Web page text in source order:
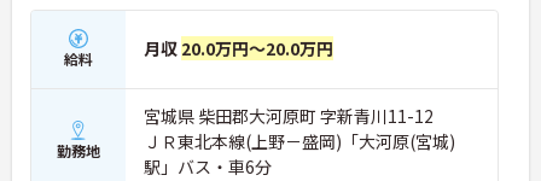
給料 月収 20.0万円～20.0万円
勤務地
宮城県 柴田郡大河原町 字新青川11-12
ＪＲ東北本線(上野－盛岡)「大河原(宮城)
駅」バス・車6分